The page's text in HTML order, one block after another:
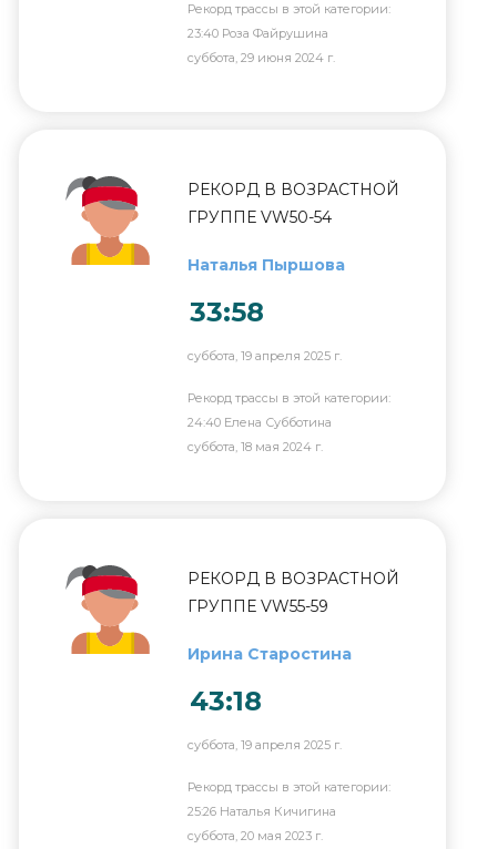
Рекорд трассы в этой категории:
23:40 Роза Файрушина
суббота, 29 июня 2024 г.
РЕКОРД В ВОЗРАСТНОЙ
ГРУППЕ VW50-54
Наталья Пыршова
33:58
суббота, 19 апреля 2025 г.
Рекорд трассы в этой категории:
24:40 Елена Субботина
суббота, 18 мая 2024 г.
РЕКОРД В ВОЗРАСТНОЙ
ГРУППЕ VW55-59
Ирина Старостина
43:18
суббота, 19 апреля 2025 г.
Рекорд трассы в этой категории:
25:26 Наталья Кичигина
суббота, 20 мая 2023 г.